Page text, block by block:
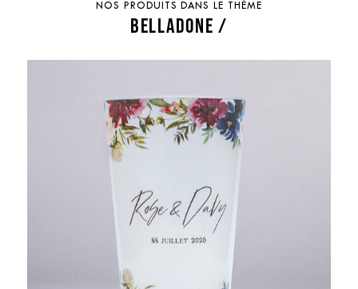
NOS PRODUITS DANS LE THÈME
BELLADONE /